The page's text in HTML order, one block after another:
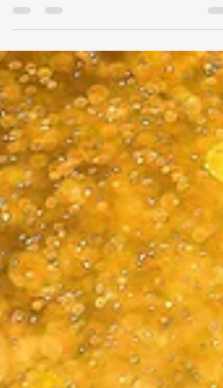
Ser una mamá saludable trae muchos